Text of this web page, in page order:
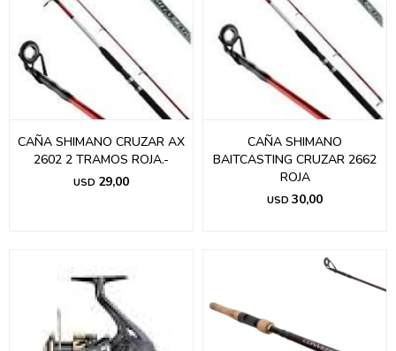
CAÑA SHIMANO CRUZAR AX
2602 2 TRAMOS ROJA.-
USD 29,00
CAÑA SHIMANO
BAITCASTING CRUZAR 2662
ROJA
USD 30,00